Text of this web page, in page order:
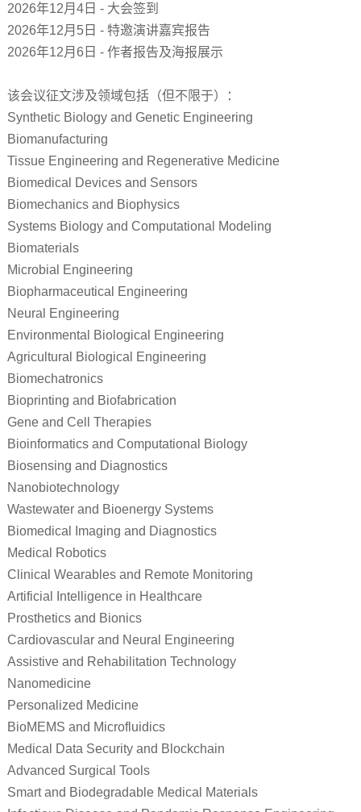
2026年12月 4日 - 大会签到
2026年12月 5日 - 特邀演讲嘉宾报告
2026年12月 6 日 - 作者报告及海报展示
该会议征文涉及领域包括（但不限于）：
Synthetic Biology and Genetic Engineering
Biomanufacturing
Tissue Engineering and Regenerative Medicine
Biomedical Devices and Sensors
Biomechanics and Biophysics
Systems Biology and Computational Modeling
Biomaterials
Microbial Engineering
Biopharmaceutical Engineering
Neural Engineering
Environmental Biological Engineering
Agricultural Biological Engineering
Biomechatronics
Bioprinting and Biofabrication
Gene and Cell Therapies
Bioinformatics and Computational Biology
Biosensing and Diagnostics
Nanobiotechnology
Wastewater and Bioenergy Systems
Biomedical Imaging and Diagnostics
Medical Robotics
Clinical Wearables and Remote Monitoring
Artificial Intelligence in Healthcare
Prosthetics and Bionics
Cardiovascular and Neural Engineering
Assistive and Rehabilitation Technology
Nanomedicine
Personalized Medicine
BioMEMS and Microfluidics
Medical Data Security and Blockchain
Advanced Surgical Tools
Smart and Biodegradable Medical Materials